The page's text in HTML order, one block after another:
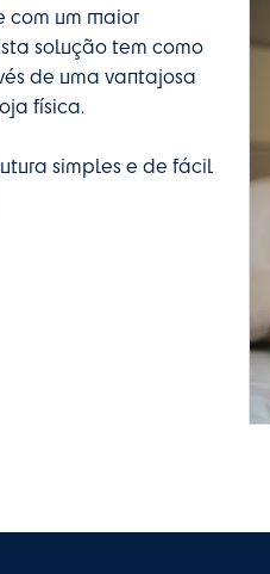
com um maior
solução tem como
de uma vantajosa
física.
simples e de fácil